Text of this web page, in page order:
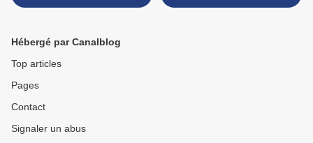
Hébergé par Canalblog
Top articles
Pages
Contact
Signaler un abus